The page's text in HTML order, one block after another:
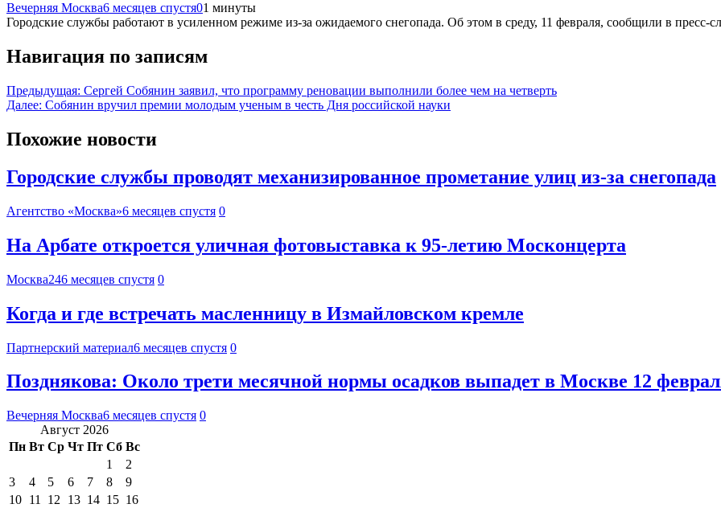
Вечерняя Москва6 месяцев спустя01 минуты
Городские службы работают в усиленном режиме из-за ожидаемого снегопада. Об этом в среду, 11 февраля, сообщили в пресс-
Навигация по записям
Предыдущая: Сергей Собянин заявил, что программу реновации выполнили более чем на четверть
Далее: Собянин вручил премии молодым ученым в честь Дня российской науки
Похожие новости
Городские службы проводят механизированное прометание улиц из-за снегопада
Агентство «Москва»6 месяцев спустя 0
На Арбате откроется уличная фотовыставка к 95-летию Москонцерта
Москва246 месяцев спустя 0
Когда и где встречать масленницу в Измайловском кремле
Партнерский материал6 месяцев спустя 0
Позднякова: Около трети месячной нормы осадков выпадет в Москве 12
Вечерняя Москва6 месяцев спустя 0
Август 2026
Пн Вт Ср Чт Пт Сб Вс
1
2
3
4 5 6 7 8
9
10 11 12 13 14 15 16